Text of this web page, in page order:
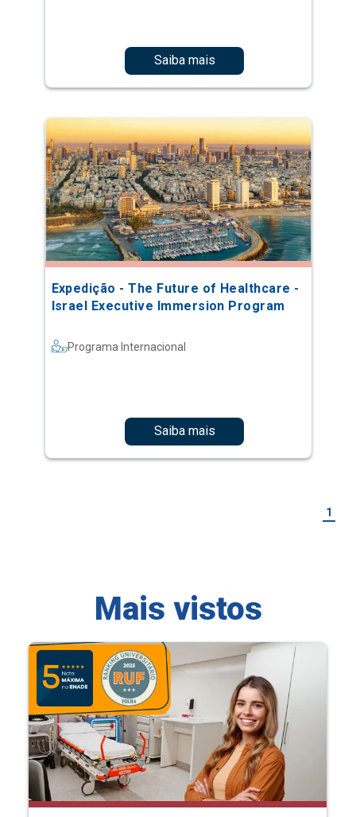
Saiba mais
Expedição - The Future of Healthcare -
Israel Executive Immersion Program
Programa Internacional
Saiba mais
1
Mais vistos